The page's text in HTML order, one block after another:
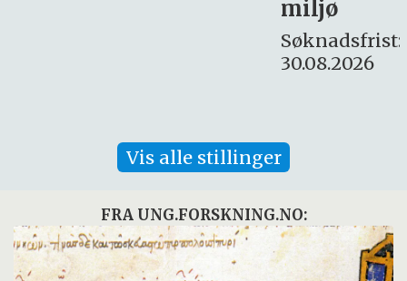
16. august.
Vis alle stillinger
FRA UNG.FORSKNING.NO: